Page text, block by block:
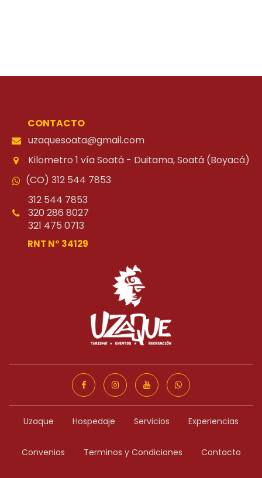
CONTACTO
uzaquesoata@gmail.com
Kilometro 1 vía Soatá - Duitama, Soatá (Boyacá)
(CO) 312 544 7853
312 544 7853
-
320 286 8027
-
321 475 0713
RNT N° 34129
Uzaque Hospedaje Servicios Experiencias
Convenios Terminos y Condiciones Contacto